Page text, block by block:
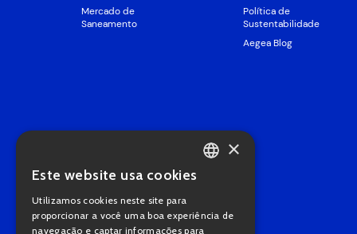
Mercado de
Saneamento
Política de
Sustentabilidade
Aegea Blog
PORTUGUESE
×
Este website usa cookies
Utilizamos cookies neste site para
proporcionar a você uma boa experiência de
navegação e captar informações para